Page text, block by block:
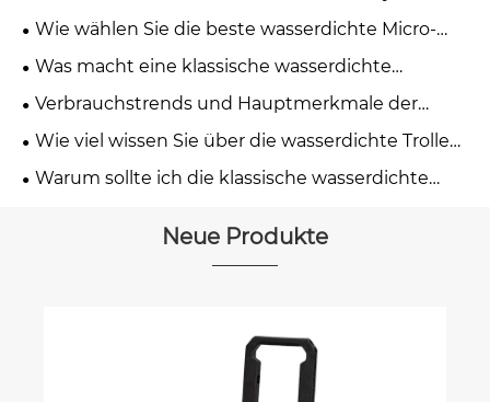
Schutzhülle die Reisesicherheit?
Wie wählen Sie die beste wasserdichte Micro-
Schutzhülle für Ihre Bedürfnisse aus?
Was macht eine klassische wasserdichte
Schutzhülle zur richtigen Wahl für den
langfristigen Schutz Ihrer Ausrüstung?
Verbrauchstrends und Hauptmerkmale der
klassischen wasserdichten Schutzhülle
Wie viel wissen Sie über die wasserdichte Trolley-
Schutzhülle?
Warum sollte ich die klassische wasserdichte
Neue Produkte